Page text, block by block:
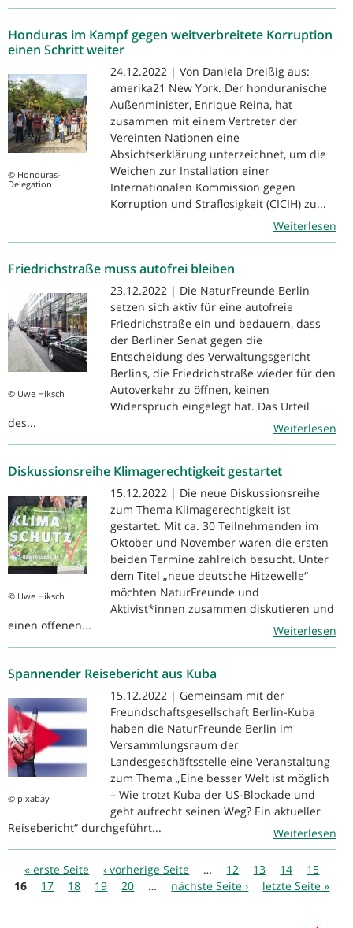
Honduras im Kampf gegen weitverbreitete Korruption
einen Schritt weiter
© Honduras-
Delegation
24.12.2022 | Von Daniela Dreißig aus:
amerika21 New York. Der honduranische
Außenminister, Enrique Reina, hat
zusammen mit einem Vertreter der
Vereinten Nationen eine
Absichtserklärung unterzeichnet, um die
Weichen zur Installation einer
Internationalen Kommission gegen
Korruption und Straflosigkeit (CICIH) zu...
Weiterlesen
Friedrichstraße muss autofrei bleiben
© Uwe Hiksch
23.12.2022 | Die NaturFreunde Berlin
setzen sich aktiv für eine autofreie
Friedrichstraße ein und bedauern, dass
der Berliner Senat gegen die
Entscheidung des Verwaltungsgericht
Berlins, die Friedrichstraße wieder für den
Autoverkehr zu öffnen, keinen
Widerspruch eingelegt hat. Das Urteil
des...
Weiterlesen
Diskussionsreihe Klimagerechtigkeit gestartet
© Uwe Hiksch
15.12.2022 | Die neue Diskussionsreihe
zum Thema Klimagerechtigkeit ist
gestartet. Mit ca. 30 Teilnehmenden im
Oktober und November waren die ersten
beiden Termine zahlreich besucht. Unter
dem Titel „neue deutsche Hitzewelle“
möchten NaturFreunde und
Aktivist*innen zusammen diskutieren und
einen offenen...
Weiterlesen
Spannender Reisebericht aus Kuba
© pixabay
15.12.2022 | Gemeinsam mit der
Freundschaftsgesellschaft Berlin-Kuba
haben die NaturFreunde Berlin im
Versammlungsraum der
Landesgeschäftsstelle eine Veranstaltung
zum Thema „Eine besser Welt ist möglich
– Wie trotzt Kuba der US-Blockade und
geht aufrecht seinen Weg? Ein aktueller
Reisebericht“ durchgeführt...
Weiterlesen
Seiten
« erste Seite ‹ vorherige Seite … 12 13 14
15
16
17 18 19 20 … nächste Seite › letzte Seite »